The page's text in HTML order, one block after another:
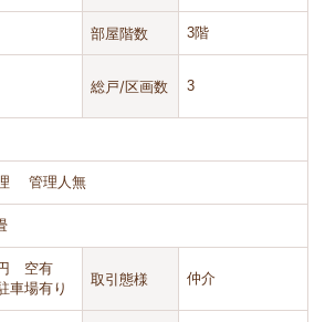
部屋階数 3階
総戸/区画数 3
理 管理人無
円 空有
車場有り
取引態様 仲介